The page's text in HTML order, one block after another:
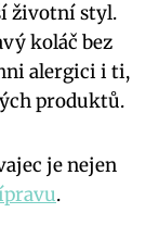
životní styl.
koláč bez
alergici i ti,
produktů.
je nejen
.